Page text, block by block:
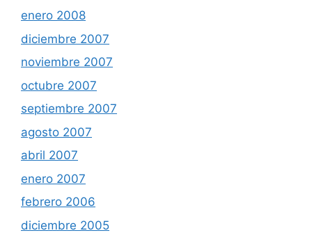
enero 2008
diciembre 2007
noviembre 2007
octubre 2007
septiembre 2007
agosto 2007
abril 2007
enero 2007
febrero 2006
diciembre 2005